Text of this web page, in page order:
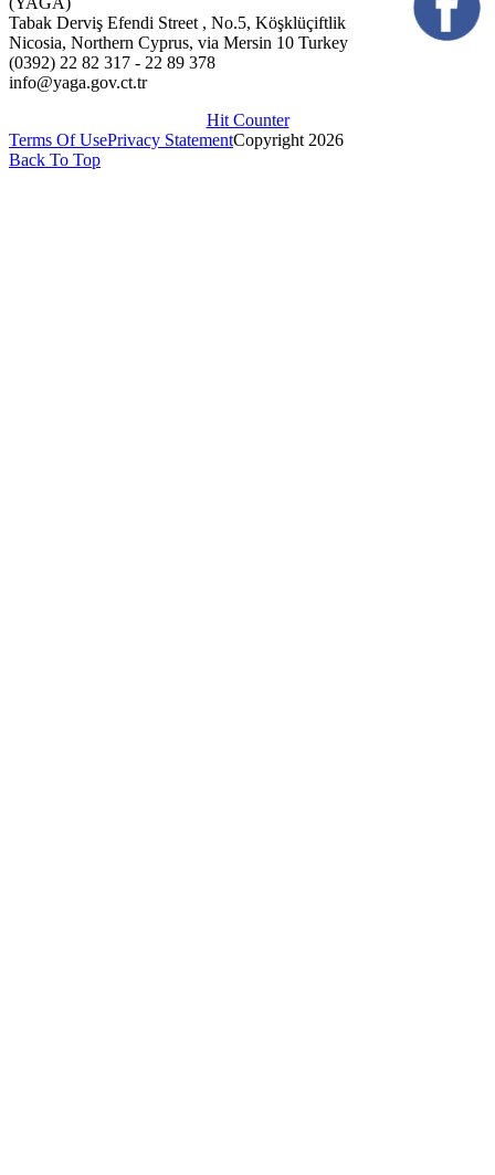
Tabak Derviş Efendi Street , No.5, Köşklüçiftlik
Nicosia, Northern Cyprus, via Mersin 10 Turkey
(0392) 22 82 317 - 22 89 378
info@yaga.gov.ct.tr
Hit Counter
Terms Of UsePrivacy StatementCopyright 2026
Back To Top